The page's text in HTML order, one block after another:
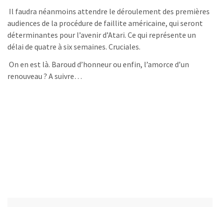
Il faudra néanmoins attendre le déroulement des premières
audiences de la procédure de faillite américaine, qui seront
déterminantes pour l’avenir d’Atari. Ce qui représente un
délai de quatre à six semaines. Cruciales.
On en est là. Baroud d’honneur ou enfin, l’amorce d’un
renouveau ? A suivre…